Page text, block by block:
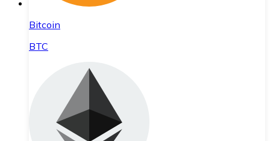
Bitcoin
BTC